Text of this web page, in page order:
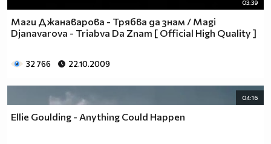
03:39
Маги Джанаварова - Трябва да знам / Magi
Djanavarova - Triabva Da Znam [ Official High Quality ]
32 766 22.10.2009
04:16
Ellie Goulding - Anything Could Happen